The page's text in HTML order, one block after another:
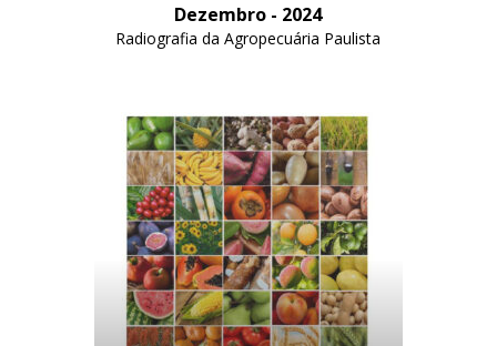
Dezembro - 2024
Radiografia da Agropecuária Paulista